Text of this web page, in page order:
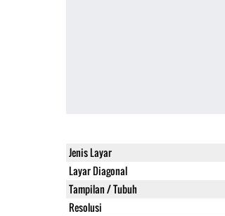
Jenis Layar
Layar Diagonal
Tampilan / Tubuh
Resolusi